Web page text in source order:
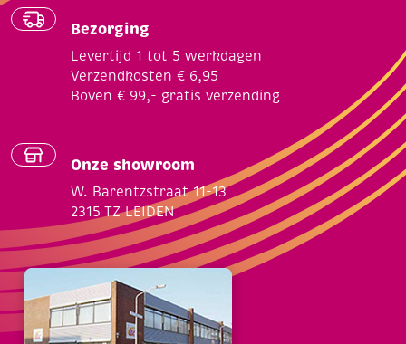
Bezorging
Levertijd 1 tot 5 werkdagen
Verzendkosten € 6,95
Boven € 99,- gratis verzending
Onze showroom
W. Barentzstraat 11-13
2315 TZ LEIDEN